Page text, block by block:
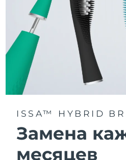
ISSA™ HYBRID
Замена
месяцев